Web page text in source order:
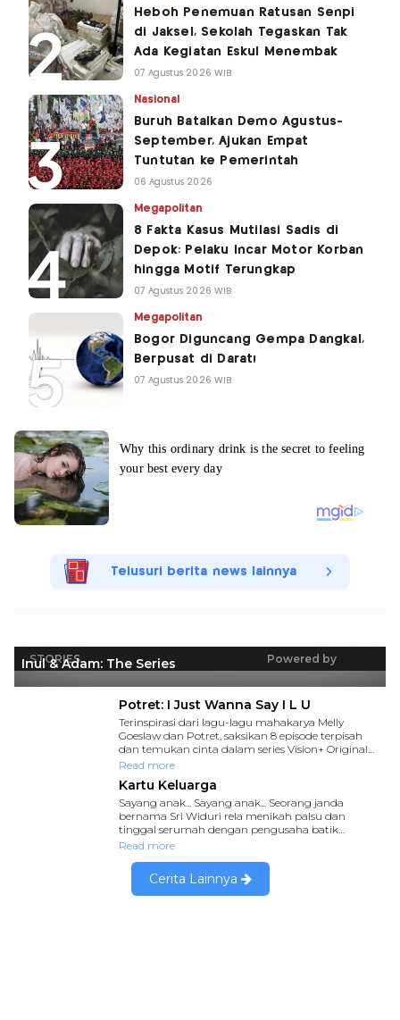
Heboh Penemuan Ratusan Senpi
di Jaksel, Sekolah Tegaskan Tak
Ada Kegiatan Eskul Menembak
07 Agustus 2026 WIB
Nasional
Buruh Batalkan Demo Agustus-
September, Ajukan Empat
Tuntutan ke Pemerintah
06 Agustus 2026
Megapolitan
8 Fakta Kasus Mutilasi Sadis di
Depok: Pelaku Incar Motor Korban
hingga Motif Terungkap
07 Agustus 2026 WIB
Megapolitan
Bogor Diguncang Gempa Dangkal,
Berpusat di Darat!
07 Agustus 2026 WIB
Telusuri berita news lainnya